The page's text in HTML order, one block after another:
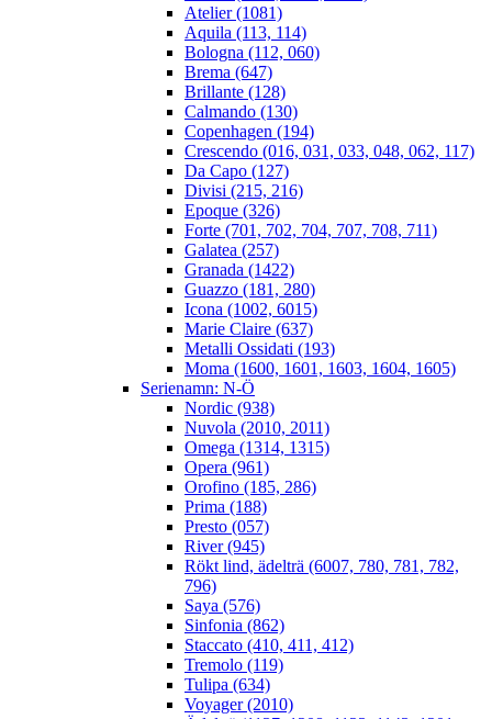
Atelier (1081)
Aquila (113, 114)
Bologna (112, 060)
Brema (647)
Brillante (128)
Calmando (130)
Copenhagen (194)
Crescendo (016, 031, 033, 048, 062, 117)
Da Capo (127)
Divisi (215, 216)
Epoque (326)
Forte (701, 702, 704, 707, 708, 711)
Galatea (257)
Granada (1422)
Guazzo (181, 280)
Icona (1002, 6015)
Marie Claire (637)
Metalli Ossidati (193)
Moma (1600, 1601, 1603, 1604, 1605)
Serienamn: N-Ö
Nordic (938)
Nuvola (2010, 2011)
Omega (1314, 1315)
Opera (961)
Orofino (185, 286)
Prima (188)
Presto (057)
River (945)
Rökt lind, ädelträ (6007, 780, 781, 782,
796)
Saya (576)
Sinfonia (862)
Staccato (410, 411, 412)
Tremolo (119)
Tulipa (634)
Voyager (2010)